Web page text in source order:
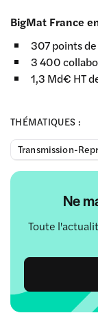
THÉMATIQUES :
Transmission-
Ne
Toute
BigMat France
307 points
3 400
1,3 Md€ HT